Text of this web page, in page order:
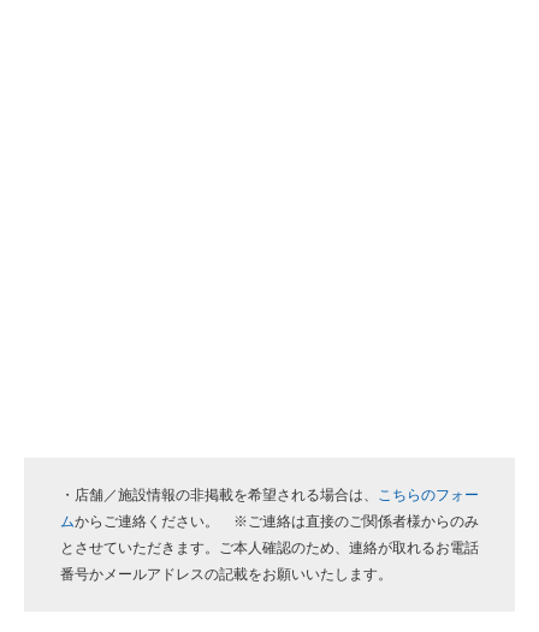
・店舗／施設情報の非掲載を希望される場合は、 こちらのフォー
ムからご連絡ください。 ※ご連絡は直接のご関係者様からのみ
とさせていただきます。ご本人確認のため、連絡が取れるお電話
番号かメールアドレスの記載をお願いいたします。